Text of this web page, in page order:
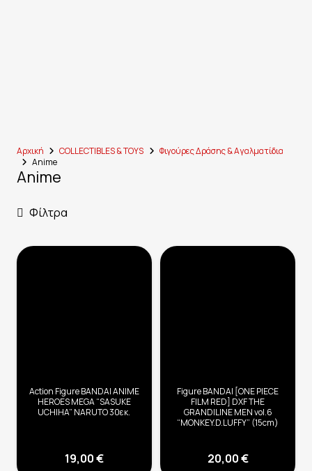
Αρχική COLLECTIBLES & TOYS
Φιγούρες Δράσης & Αγαλματίδια
Anime
Anime
Φίλτρα
Action Figure BANDAI ANIME
HEROES MEGA “SASUKE
UCHIHA” NARUTO 30εκ.
19,00€
Figure BANDAI [ONE PIECE
FILM RED] DXF THE
GRANDILINE MEN vol.6
“MONKEY.D.LUFFY” (15cm)
20,00€